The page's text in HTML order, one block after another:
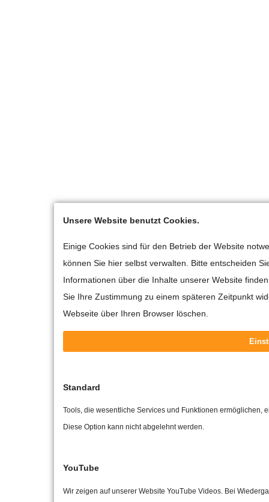
Unsere Website benutzt Cookies.
Einige Cookies sind für den Betrieb der Website
können Sie hier selbst verwalten. Bitte entscheiden
Informationen über die Inhalte unserer Website
Sie Ihre Zustimmung zu einem späteren Zeitpunkt
Webseite über Ihren Browser löschen.
Standard
Tools, die wesentliche Services und Funktionen ermöglichen,
Diese Option kann nicht abgelehnt werden.
YouTube
Wir zeigen auf unserer Website YouTube Videos. Bei